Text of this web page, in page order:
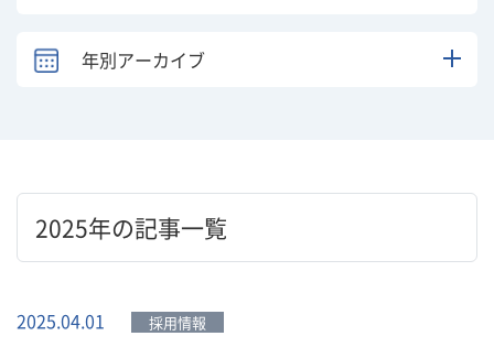
年別アーカイブ
2025年の記事一覧
2025.04.01 採用情報